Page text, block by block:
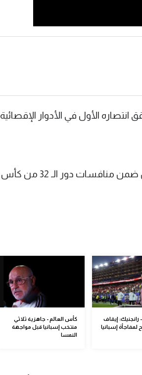
الأول في الأدوار الإقصائية
وتغلب منتخب إسبانيا على النمسا بثلاثة أهداف دون مقابل ضمن منافسات دور الـ 32 من كأس
رانجنيك: إيقاف
لمفاجأة إسبانيا
كأس العالم - جاهزية ثلاثي
منتخب إسبانيا قبل مواجهة
النمسا